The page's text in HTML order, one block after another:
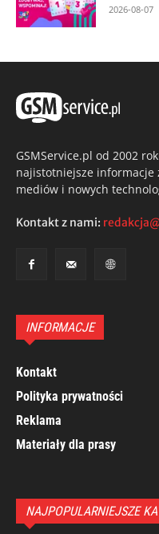
2026-08-07
GSMService.pl od 2002
najistotniejsze informacje
mediów i nowych
Kontakt z nami:
INFORMACJE
Kontakt
Polityka prywatności
Reklama
Materiały dla prasy
NAJPOPULARNIEJSZE